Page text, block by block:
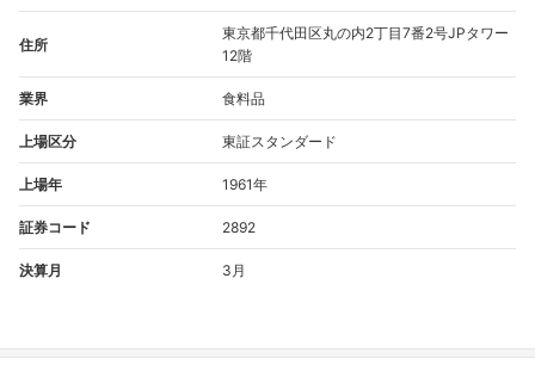
住所
東京都千代田区丸の内2丁目7番2号JPタワー
12階
業界 食料品
上場区分 東証スタンダード
上場年 1961年
証券コード 2892
決算月 3月